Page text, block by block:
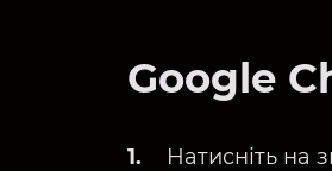
Google
Натисніть на